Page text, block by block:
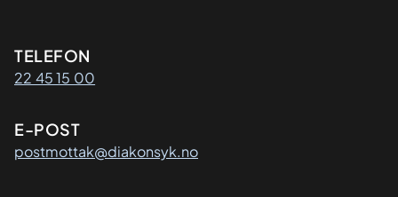
Kontaktinformasjon
TELEFON
22 45 15 00
E-POST
postmottak@diakonsyk.no